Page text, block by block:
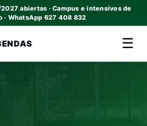
abiertas · Campus e intensivos de
· WhatsApp 627 408 832
☰